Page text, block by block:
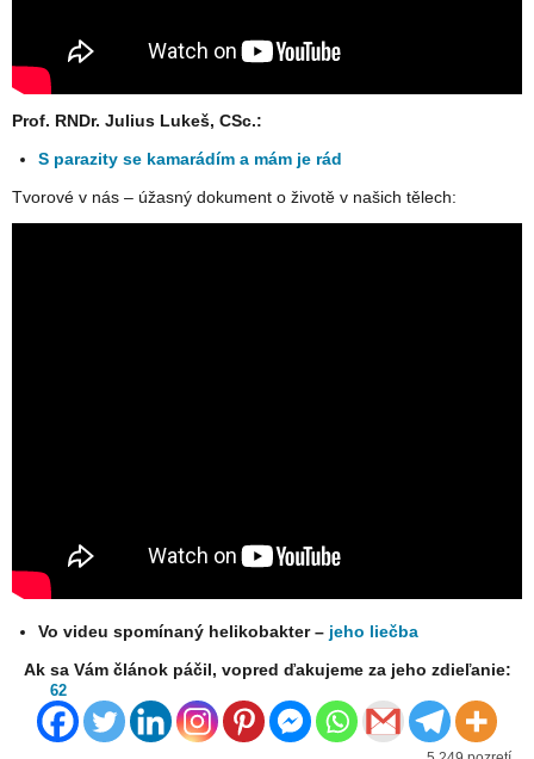
Prof. RNDr. Julius Lukeš, CSc.:
S parazity se kamarádím a mám je rád
Tvorové v nás – úžasný dokument o životě v našich tělech:
Vo videu spomínaný helikobakter – jeho liečba
Ak sa Vám článok páčil, vopred ďakujeme za jeho zdieľanie:
62